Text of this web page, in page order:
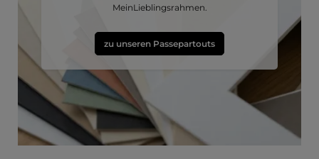
MeinLieblingsrahmen.
zu unseren Passepartouts